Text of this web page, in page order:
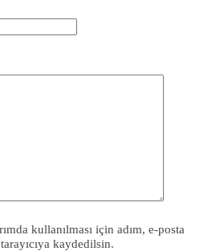
kullanılması için adım, e-posta
kaydedilsin.